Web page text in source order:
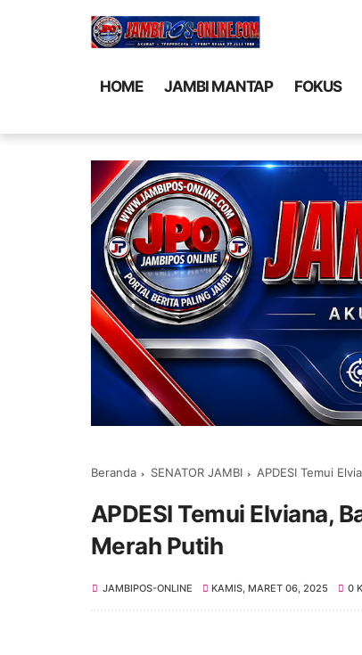
HOME JAMBI MANTAP FOKUS
Beranda SENATOR JAMBI APDESI Temui
APDESI Temui Elviana,
Merah Putih
JAMBIPOS-ONLINE KAMIS, MARET 06, 2025 0